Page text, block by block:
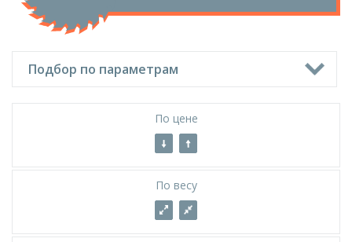
Подбор по параметрам
По цене
По весу